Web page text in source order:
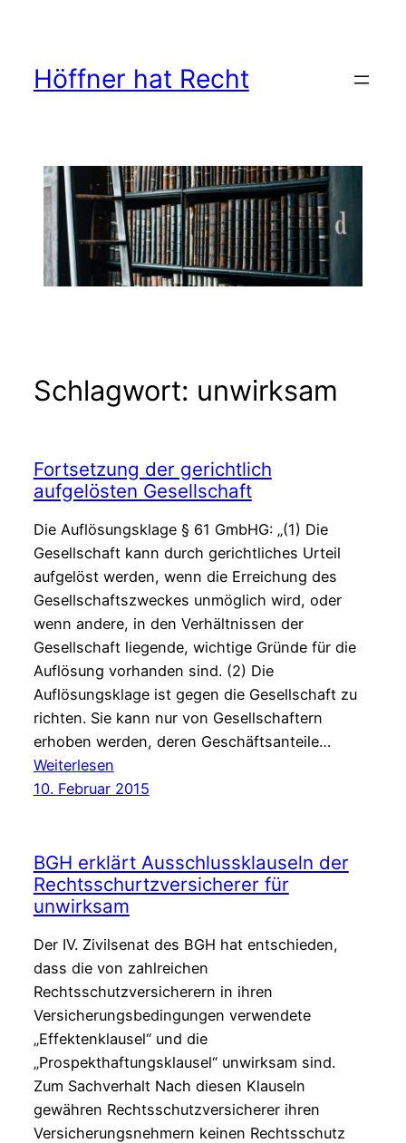
springen
Höffner hat Recht
Schlagwort: unwirksam
Fortsetzung der gerichtlich
aufgelösten Gesellschaft
Die Auflösungsklage § 61 GmbHG: „(1) Die
Gesellschaft kann durch gerichtliches Urteil
aufgelöst werden, wenn die Errei­chung des
Gesellschaftszweckes unmöglich wird, oder
wenn andere, in den Verhältnis­sen der
Gesellschaft liegende, wichtige Gründe für die
Auflösung vorhanden sind. (2) Die
Auflösungsklage ist gegen die Gesellschaft zu
richten. Sie kann nur von Gesell­schaftern
erhoben werden, deren Geschäftsanteile…
Weiterlesen:
Fortsetzung
aufgelösten
Gesellschaft
10. Februar 2015
BGH erklärt Ausschlussklauseln der
Rechtsschurtzversicherer für
unwirksam
Der IV. Zivilsenat des BGH hat entschieden,
dass die von zahlreichen
Rechtsschutzversicherern in ihren
Versicherungsbedingungen verwendete
„Effektenklausel“ und die
„Prospekthaftungsklausel“ unwirksam sind.
Zum Sachverhalt Nach diesen Klauseln
gewähren Rechtsschutzversicherer ihren
Versicherungsnehmern keinen Rechtsschutz